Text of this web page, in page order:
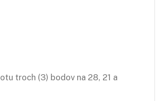
troch (3) bodov na 28, 21 a